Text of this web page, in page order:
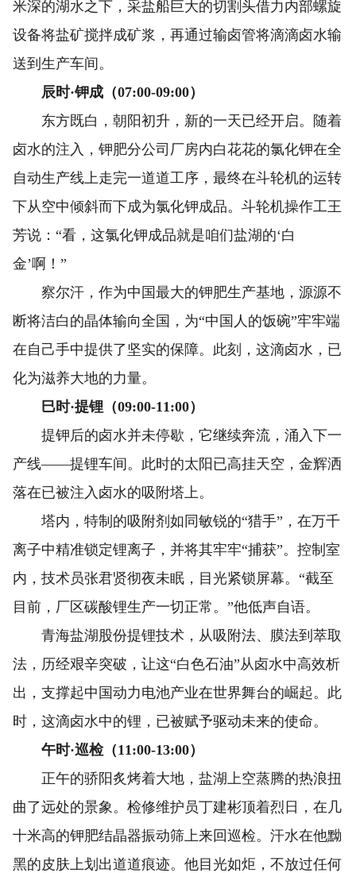
米深的湖水之下，采盐船巨大的切割头借力内部螺旋
设备将盐矿搅拌成矿浆，再通过输卤管将滴滴卤水输
送到生产车间。
辰时·钾成（07:00-09:00）
东方既白，朝阳初升，新的一天已经开启。随着
卤水的注入，钾肥分公司厂房内白花花的氯化钾在全
自动生产线上走完一道道工序，最终在斗轮机的运转
下从空中倾斜而下成为氯化钾成品。斗轮机操作工王
芳说：“看，这氯化钾成品就是咱们盐湖的‘白
金’啊！”
察尔汗，作为中国最大的钾肥生产基地，源源不
断将洁白的晶体输向全国，为“中国人的饭碗”牢牢端
在自己手中提供了坚实的保障。此刻，这滴卤水，已
化为滋养大地的力量。
巳时·提锂（09:00-11:00）
提钾后的卤水并未停歇，它继续奔流，涌入下一
产线——提锂车间。此时的太阳已高挂天空，金辉洒
落在已被注入卤水的吸附塔上。
塔内，特制的吸附剂如同敏锐的“猎手”，在万千
离子中精准锁定锂离子，并将其牢牢“捕获”。控制室
内，技术员张君贤彻夜未眠，目光紧锁屏幕。“截至
目前，厂区碳酸锂生产一切正常。”他低声自语。
青海盐湖股份提锂技术，从吸附法、膜法到萃取
法，历经艰辛突破，让这“白色石油”从卤水中高效析
出，支撑起中国动力电池产业在世界舞台的崛起。此
时，这滴卤水中的锂，已被赋予驱动未来的使命。
午时·巡检（11:00-13:00）
正午的骄阳炙烤着大地，盐湖上空蒸腾的热浪扭
曲了远处的景象。检修维护员丁建彬顶着烈日，在几
十米高的钾肥结晶器振动筛上来回巡检。汗水在他黝
黑的皮肤上划出道道痕迹。他目光如炬，不放过任何